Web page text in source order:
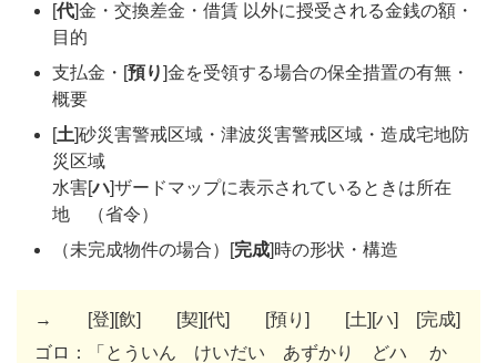
代 ]金・交換差金・借賃 以外に授受される金銭の額・
目的
支払金・[ 預り ]金を受領する場合の保全措置の有無・
概要
土 ]砂災害警戒区域・津波災害警戒区域・造成宅地防
災区域
水害[ハ ]ザードマップに表示されているときは所在
地 （省令）
（未完成物件の場合）[ 完成 ]時の形状・構造
→ [登][飲] [契][代] [預り] [土][ハ] [完成]
ゴロ：「とういん けいだい あずかり どハ か